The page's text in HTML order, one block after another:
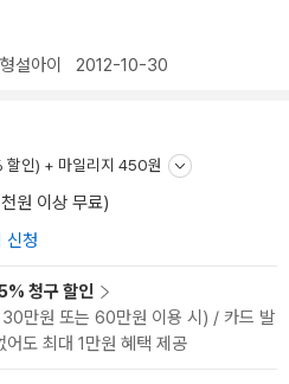
형설아이 2012-10-30
할인) + 마일리지 450원
원 이상 무료)
신청
청구 할인
만원 또는 60만원 이용 시) / 카드 발
도 최대 1만원 혜택 제공